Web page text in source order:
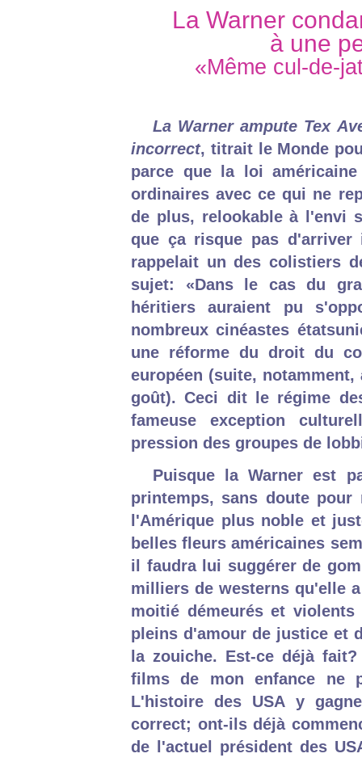
La Warner
à une
«Même cul-de-
La Warner ampute Tex
incorrect, titrait le Monde
parce que la loi
ordinaires avec ce qui ne
de plus, relookable à l'envi
que ça risque pas d'arriver
rappelait un des colistiers
sujet: «Dans le cas du
héritiers auraient pu
nombreux cinéastes
une réforme du droit du
européen (suite,
goût). Ceci dit le régime
fameuse exception
pression des groupes de
Puisque la Warner est
printemps, sans doute
l'Amérique plus noble et
belles fleurs américaines
il faudra lui suggérer de
milliers de westerns qu'elle
moitié démeurés et
pleins d'amour de justice et
la zouiche. Est-ce déjà
films de mon enfance ne
L'histoire des USA y
correct; ont-ils déjà
de l'actuel président des